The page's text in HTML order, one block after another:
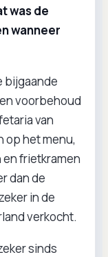
was de
wanneer
bijgaande
voorbehoud
van
op het menu,
frietkramen
dan de
in de
verkocht.
sinds